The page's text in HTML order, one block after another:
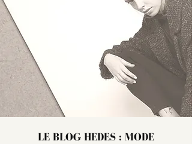
LE BLOG HEDES : MODE